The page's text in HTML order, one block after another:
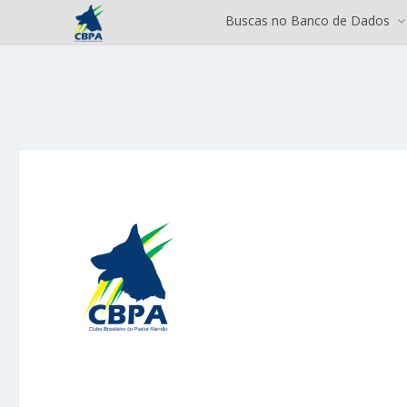
Buscas no Banco de Dados